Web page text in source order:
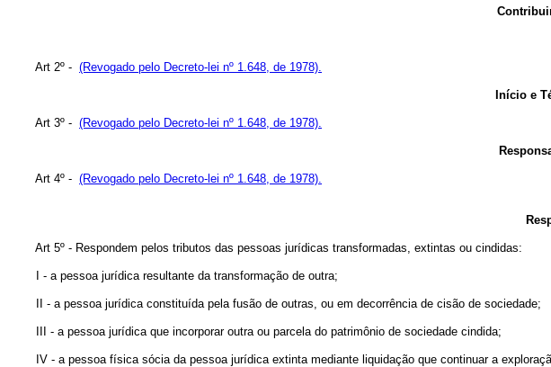
Art 2º - (Revogado pelo Decreto-lei nº 1.648, de 1978).
Início e
Art 3º - (Revogado pelo Decreto-lei nº 1.648, de 1978).
Art 4º - (Revogado pelo Decreto-lei nº 1.648, de 1978).
Art 5º - Respondem pelos tributos das pessoas jurídicas transformadas, extintas ou cindidas:
I - a pessoa jurídica resultante da transformação de outra;
II - a pessoa jurídica constituída pela fusão de outras, ou em decorrência de cisão de sociedade;
III - a pessoa jurídica que incorporar outra ou parcela do patrimônio de sociedade cindida;
IV - a pessoa física sócia da pessoa jurídica extinta mediante liquidação que continuar a